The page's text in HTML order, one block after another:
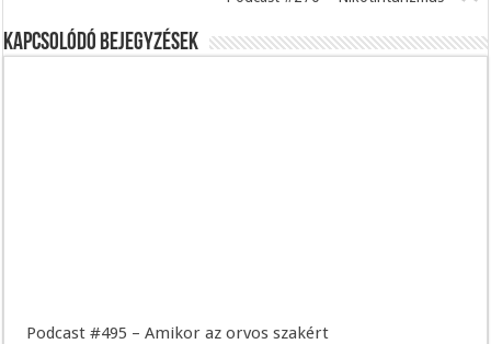
Kapcsolódó bejegyzések
Podcast #495 – Amikor az orvos szakért